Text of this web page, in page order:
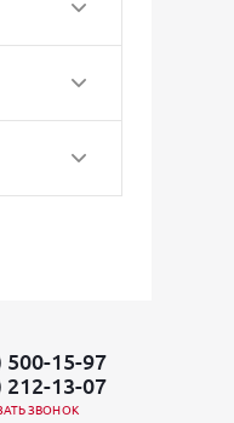
500-15-97
212-13-07
ЗВОНОК